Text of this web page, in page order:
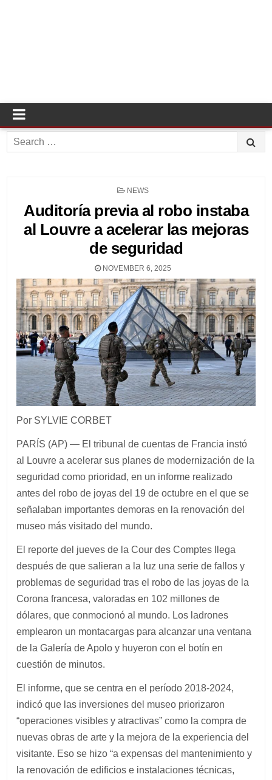
Search
for:
POSTED
NEWS
Auditoría previa al robo instaba
al Louvre a acelerar las mejoras
de seguridad
NOVEMBER 6, 2025
Por SYLVIE CORBET
PARÍS (AP) — El tribunal de cuentas de Francia instó
al Louvre a acelerar sus planes de modernización de la
seguridad como prioridad, en un informe realizado
antes del robo de joyas del 19 de octubre en el que se
señalaban importantes demoras en la renovación del
museo más visitado del mundo.
El reporte del jueves de la Cour des Comptes llega
después de que salieran a la luz una serie de fallos y
problemas de seguridad tras el robo de las joyas de la
Corona francesa, valoradas en 102 millones de
dólares, que conmocionó al mundo. Los ladrones
emplearon un montacargas para alcanzar una ventana
de la Galería de Apolo y huyeron con el botín en
cuestión de minutos.
El informe, que se centra en el período 2018-2024,
indicó que las inversiones del museo priorizaron
“operaciones visibles y atractivas” como la compra de
nuevas obras de arte y la mejora de la experiencia del
visitante. Eso se hizo “a expensas del mantenimiento y
la renovación de edificios e instalaciones técnicas,